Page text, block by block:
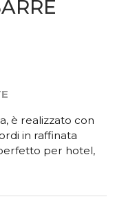
è realizzato con
in raffinata
per hotel,